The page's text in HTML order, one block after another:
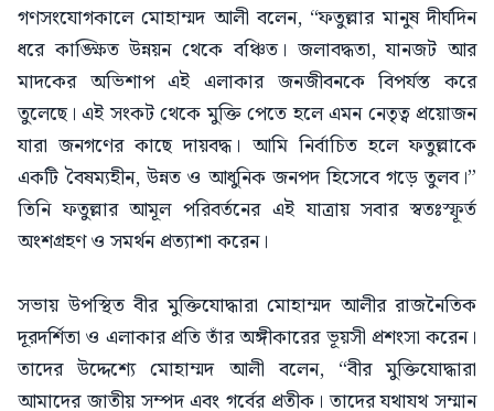
গণসংযোগকালে মোহাম্মদ আলী বলেন, “ফতুল্লার মানুষ দীর্ঘদিন
ধরে কাঙ্ক্ষিত উন্নয়ন থেকে বঞ্চিত। জলাবদ্ধতা, যানজট আর
মাদকের অভিশাপ এই এলাকার জনজীবনকে বিপর্যস্ত করে
তুলেছে। এই সংকট থেকে মুক্তি পেতে হলে এমন নেতৃত্ব প্রয়োজন
যারা জনগণের কাছে দায়বদ্ধ। আমি নির্বাচিত হলে ফতুল্লাকে
একটি বৈষম্যহীন, উন্নত ও আধুনিক জনপদ হিসেবে গড়ে তুলব।”
তিনি ফতুল্লার আমূল পরিবর্তনের এই যাত্রায় সবার স্বতঃস্ফূর্ত
অংশগ্রহণ ও সমর্থন প্রত্যাশা করেন।
সভায় উপস্থিত বীর মুক্তিযোদ্ধারা মোহাম্মদ আলীর রাজনৈতিক
দূরদর্শিতা ও এলাকার প্রতি তাঁর অঙ্গীকারের ভূয়সী প্রশংসা করেন।
তাদের উদ্দেশ্যে মোহাম্মদ আলী বলেন, “বীর মুক্তিযোদ্ধারা
আমাদের জাতীয় সম্পদ এবং গর্বের প্রতীক। তাদের যথাযথ সম্মান